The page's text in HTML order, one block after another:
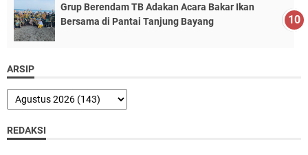
Grup Berendam TB Adakan Acara Bakar Ikan
Bersama di Pantai Tanjung Bayang
ARSIP
REDAKSI